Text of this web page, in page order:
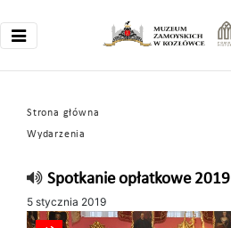
Strona główna
Wydarzenia
Spotkanie opłatkowe 2019
5 stycznia 2019